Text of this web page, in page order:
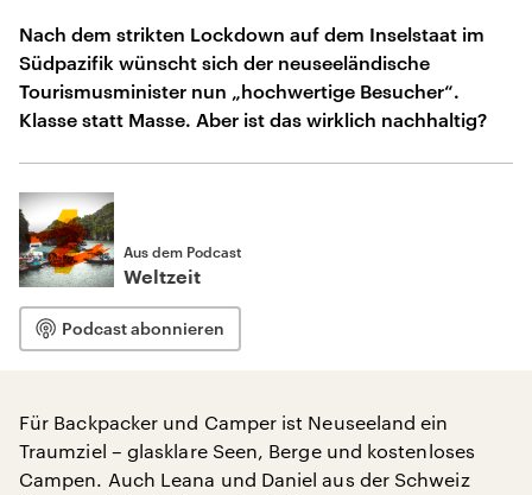
Nach dem strikten Lockdown auf dem Inselstaat im
Südpazifik wünscht sich der neuseeländische
Tourismusminister nun „hochwertige Besucher“.
Klasse statt Masse. Aber ist das wirklich nachhaltig?
Aus dem Podcast
Weltzeit
Podcast abonnieren
Für Backpacker und Camper ist Neuseeland ein
Traumziel – glasklare Seen, Berge und kostenloses
Campen. Auch Leana und Daniel aus der Schweiz